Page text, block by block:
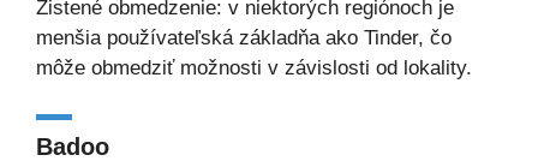
Zistené obmedzenie: v niektorých regiónoch je
menšia používateľská základňa ako Tinder, čo
môže obmedziť možnosti v závislosti od lokality.
Badoo